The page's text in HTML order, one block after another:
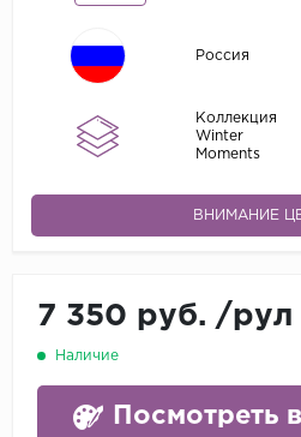
Россия
Коллекция
Winter
Moments
ВНИМАНИЕ
7 350 руб. /рул
Наличие
Посмотреть